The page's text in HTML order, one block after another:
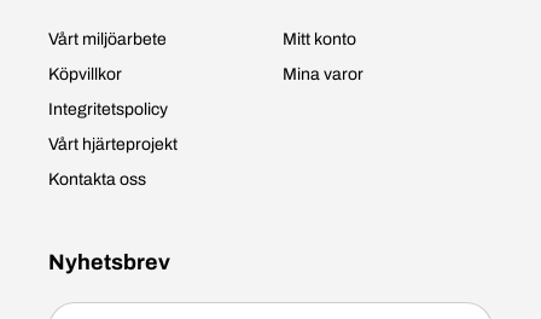
Vårt miljöarbete
Köpvillkor
Integritetspolicy
Vårt hjärteprojekt
Kontakta oss
Mitt konto
Mina varor
Nyhetsbrev